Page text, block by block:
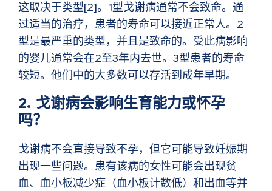
这取决于类型[2]。1型戈谢病通常不会致命。通
过适当的治疗，患者的寿命可以接近正常人。2
型是最严重的类型，并且是致命的。受此病影响
的婴儿通常会在2至3年内去世。3型患者的寿命
较短。他们中的大多数可以存活到成年早期。
2. 戈谢病会影响生育能力或怀孕
吗？
戈谢病不会直接导致不孕，但它可能导致妊娠期
出现一些问题。患有该病的女性可能会出现贫
血、血小板减少症（血小板计数低）和出血等并